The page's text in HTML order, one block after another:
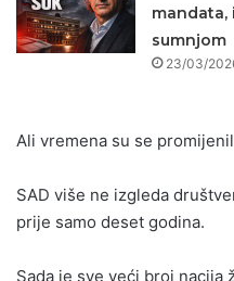
mandata,
sumnjom
23/03/
Ali vremena su se
SAD više ne izgleda
prije samo deset godina.
Sada je sve veći broj nacija